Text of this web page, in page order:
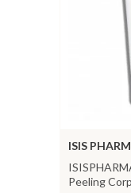
ISIS
Peeling